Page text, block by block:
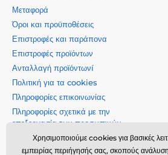
Μεταφορά
Όροι και προϋποθέσεις
Επιστροφές και παράπονα
Επιστροφές προϊόντων
Ανταλλαγή προϊόντωνí
Πολιτική για τα cookies
Πληροφορίες επικοινωνίας
Πληροφορίες σχετικά με την
επεξεργασία των προσωπικών
δεδομένων
Σχετικά με την εταιρεία μας
Χρησιμοποιούμε cookies για βασικές
εμπειρίας περιήγησής σας, σκοπούς